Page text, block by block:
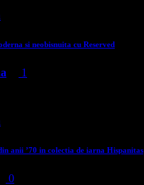
si neobisnuita cu Reserved
1
anii ’70 in colectia de iarna Hispanitas
0